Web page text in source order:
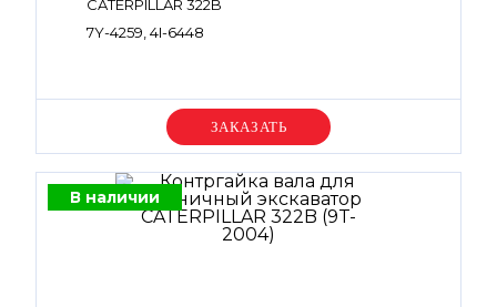
CATERPILLAR 322B
7Y-4259, 4I-6448
Уточняйте цену
В наличии